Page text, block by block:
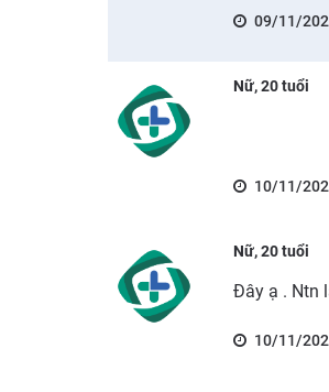
09/11/
Nữ, 20 tuổi
10/11/
Nữ, 20 tuổi
Đây ạ . Ntn
10/11/